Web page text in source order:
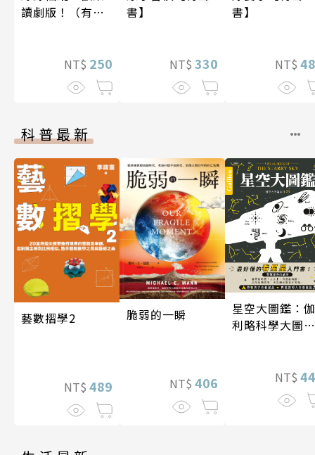
讀劇版！（有聲
NT$ 250
書】
NT$ 330
書】
NT$
科普最新
藝數摺學2
NT$ 489
脆弱的一瞬
NT$ 406
星空大圖鑑：伽
利略科學大圖鑑
NT$